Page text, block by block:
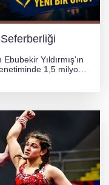
Yıldırmış'ın
1,5 milyon